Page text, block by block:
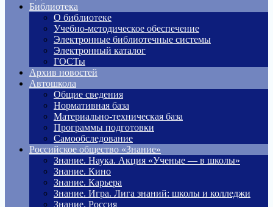
Библиотека
О библиотеке
Учебно-методическое обеспечение
Электронные библиотечные системы
Электронный каталог
ГОСТы
Архив новостей
Автошкола
Общие сведения
Нормативная база
Материально-техническая база
Программы подготовки
Самообследование
Российское общество «Знание»
Знание. Наука. Акция «Ученые — в школы»
Знание. Кино
Знание. Карьера
Знание. Игра. Лига знаний: школы и колледжи
Знание. Россия